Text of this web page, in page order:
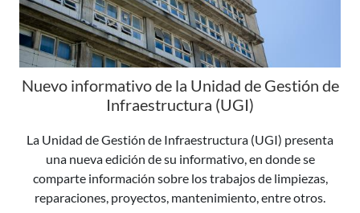
Nuevo informativo de la Unidad de Gestión de
Infraestructura (UGI)
La Unidad de Gestión de Infraestructura (UGI) presenta
una nueva edición de su informativo, en donde se
comparte información sobre los trabajos de limpiezas,
reparaciones, proyectos, mantenimiento, entre otros.